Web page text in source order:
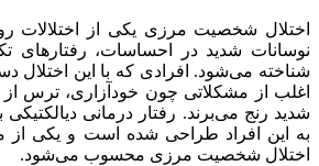
اختلال شخصیت مرزی یکی از اختلالات
نوسانات شدید در احساسات، رفتارهای
شناخته می‌شود. افرادی که با این اختلال
اغلب از مشکلاتی چون خودآزاری، ترس
شدید رنج می‌برند. رفتار درمانی
به این افراد طراحی شده است و یکی از
اختلال شخصیت مرزی محسوب می‌شود.